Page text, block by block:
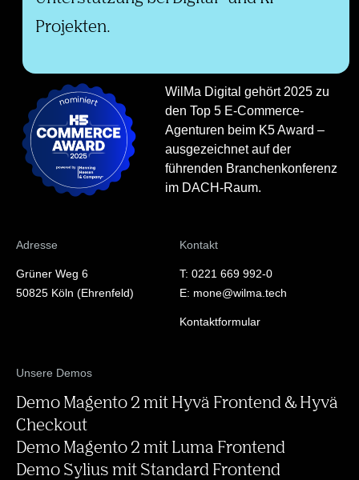
Projekten.
WilMa Digital gehört 2025 zu
den Top 5 E-Commerce-
Agenturen beim K5 Award –
ausgezeichnet auf der
führenden Branchenkonferenz
im DACH-Raum.
Adresse
Grüner Weg 6
50825 Köln (Ehrenfeld)
Kontakt
T: 0221 669 992-0
E: mone@wilma.tech
Kontaktformular
Unsere Demos
Demo Magento 2 mit Hyvä Frontend & Hyvä
Checkout
Demo Magento 2 mit Luma Frontend
Demo Sylius mit Standard Frontend